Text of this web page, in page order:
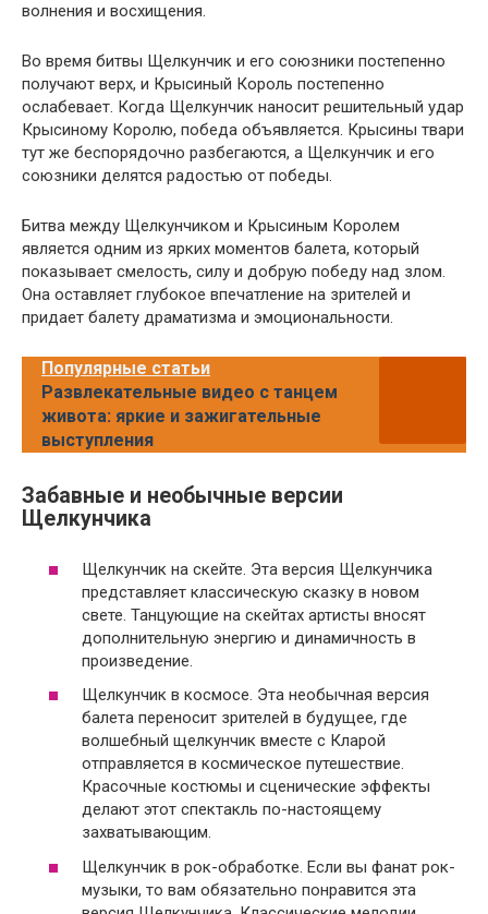
волнения и восхищения.
Во время битвы Щелкунчик и его союзники постепенно
получают верх, и Крысиный Король постепенно
ослабевает. Когда Щелкунчик наносит решительный удар
Крысиному Королю, победа объявляется. Крысины твари
тут же беспорядочно разбегаются, а Щелкунчик и его
союзники делятся радостью от победы.
Битва между Щелкунчиком и Крысиным Королем
является одним из ярких моментов балета, который
показывает смелость, силу и добрую победу над злом.
Она оставляет глубокое впечатление на зрителей и
придает балету драматизма и эмоциональности.
Популярные статьи
Развлекательные видео с танцем
живота: яркие и зажигательные
выступления
Забавные и необычные версии
Щелкунчика
Щелкунчик на скейте. Эта версия Щелкунчика
представляет классическую сказку в новом
свете. Танцующие на скейтах артисты вносят
дополнительную энергию и динамичность в
произведение.
Щелкунчик в космосе. Эта необычная версия
балета переносит зрителей в будущее, где
волшебный щелкунчик вместе с Кларой
отправляется в космическое путешествие.
Красочные костюмы и сценические эффекты
делают этот спектакль по-настоящему
захватывающим.
Щелкунчик в рок-обработке. Если вы фанат рок-
музыки, то вам обязательно понравится эта